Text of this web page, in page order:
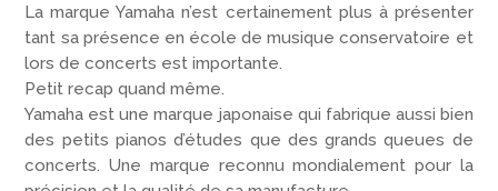
La marque Yamaha n’est certainement plus à présenter
tant sa présence en école de musique conservatoire et
lors de concerts est importante.
Petit recap quand même.
Yamaha est une marque japonaise qui fabrique aussi bien
des petits pianos d’études que des grands queues de
concerts. Une marque reconnu mondialement pour la